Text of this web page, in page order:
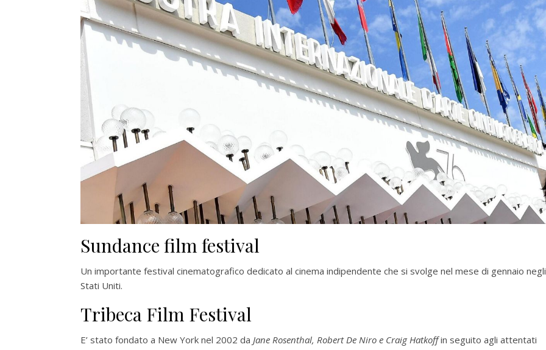
Sundance film festival
Un importante festival cinematografico dedicato al cinema indipendente che si svolge nel mese di gennaio negli
Stati Uniti.
Tribeca Film Festival
E’ stato fondato a New York nel 2002 da Jane Rosenthal, Robert De Niro e Craig Hatkoffin seguito agli attentati